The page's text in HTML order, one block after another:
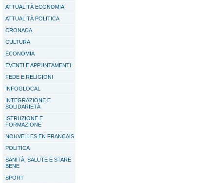
ATTUALITÀ ECONOMIA
ATTUALITÀ POLITICA
CRONACA
CULTURA
ECONOMIA
EVENTI E APPUNTAMENTI
FEDE E RELIGIONI
INFOGLOCAL
INTEGRAZIONE E
SOLIDARIETÀ
ISTRUZIONE E
FORMAZIONE
NOUVELLES EN FRANCAIS
POLITICA
SANITÀ, SALUTE E STARE
BENE
SPORT